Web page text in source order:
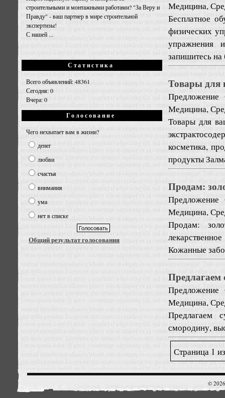
строительными и монтажными работами? "За Веру и
Правду" - ваш партнер в мире строительной
экспертизы!
С нашей ...
Статистика
Всего объявлений: 48361
Сегодня: 0
Вчера: 0
Голосование
Чего нехватает вам в жизни?
денег
любви
счастья
внимания
ума
нет в списке
Общий результат голосования
Медицина,
Бесплатное
физических
упражнения
запишитесь
Товары для
Предложение
Медицина,
Товары для
косметика,
продукты
Продам:
Предложение
Медицина,
Продам:
Кожанные
Предложение
Медицина,
Предлагаем
смородину,
Страница 1
©